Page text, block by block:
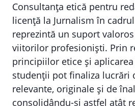
Consultanța etică pentru
licență la Jurnalism în cadrul
reprezintă un suport
viitorilor profesioniști. Prin
principiilor etice și
studenții pot finaliza lucrări
relevante, originale și de
consolidându-și astfel atât